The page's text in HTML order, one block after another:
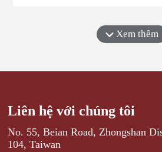
Xem thêm
Liên hệ với chúng tôi
No. 55, Beian Road, Zhongshan
104, Taiwan